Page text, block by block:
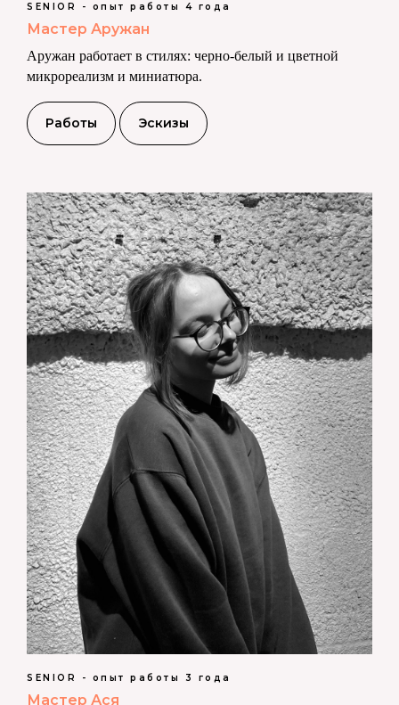
SENIOR - опыт работы 4 года
Мастер Аружан
Аружан работает в стилях: черно-белый и цветной
микрореализм и миниатюра.
Работы Эскизы
SENIOR - опыт работы 3 года
Мастер Ася